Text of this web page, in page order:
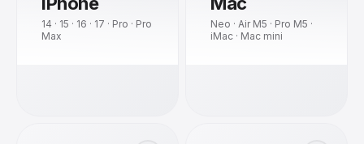
14 · 15 · 16 · 17 · Pro · Pro
Max
Neo · Air M5 · Pro M5 ·
iMac · Mac mini